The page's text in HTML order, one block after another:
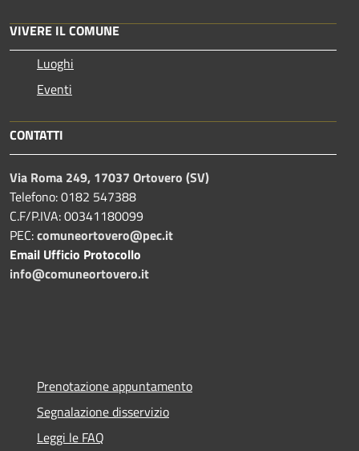
VIVERE IL COMUNE
Luoghi
Eventi
CONTATTI
Via Roma 249, 17037 Ortovero (SV)
Telefono: 0182 547388
C.F/P.IVA: 00341180099
PEC:comuneortovero@pec.it
Email Ufficio Protocollo
info@comuneortovero.it
Prenotazione appuntamento
Segnalazione disservizio
Leggi le FAQ